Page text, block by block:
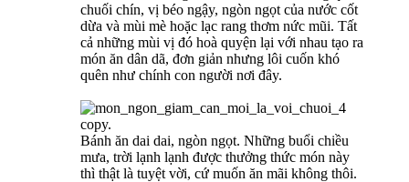
chuối chín, vị béo ngậy, ngòn ngọt của nước cốt
dừa và mùi mè hoặc lạc rang thơm nức mũi. Tất
cả những mùi vị đó hoà quyện lại với nhau tạo ra
món ăn dân dã, đơn giản nhưng lôi cuốn khó
quên như chính con người nơi đây.
Bánh ăn dai dai, ngòn ngọt. Những buổi chiều
mưa, trời lạnh lạnh được thưởng thức món này
thì thật là tuyệt vời, cứ muốn ăn mãi không thôi.